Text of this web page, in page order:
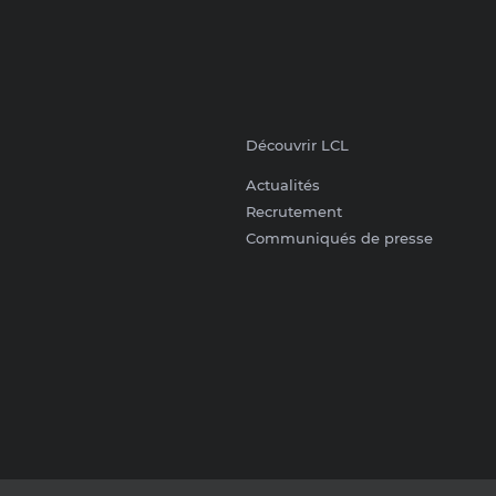
Découvrir LCL
Actualités
Recrutement
Communiqués de presse